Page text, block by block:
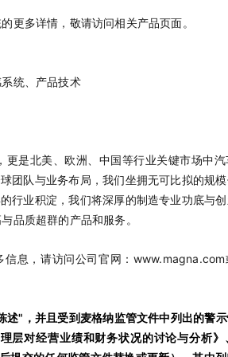
更多详情，敬请访问相关产品页面。
统、产品技术
是北美、欧洲、中国等行业关键市场中
团队与业务布局，我们坐拥无可比拟的规
行业积淀，我们将深厚的制造专业功底与
品质超群的产品和服务。
信息，请访问公司官网：
"，并且受到麦格纳监管文件中列出的警
层对经营业绩和财务状况的讨论与分析》